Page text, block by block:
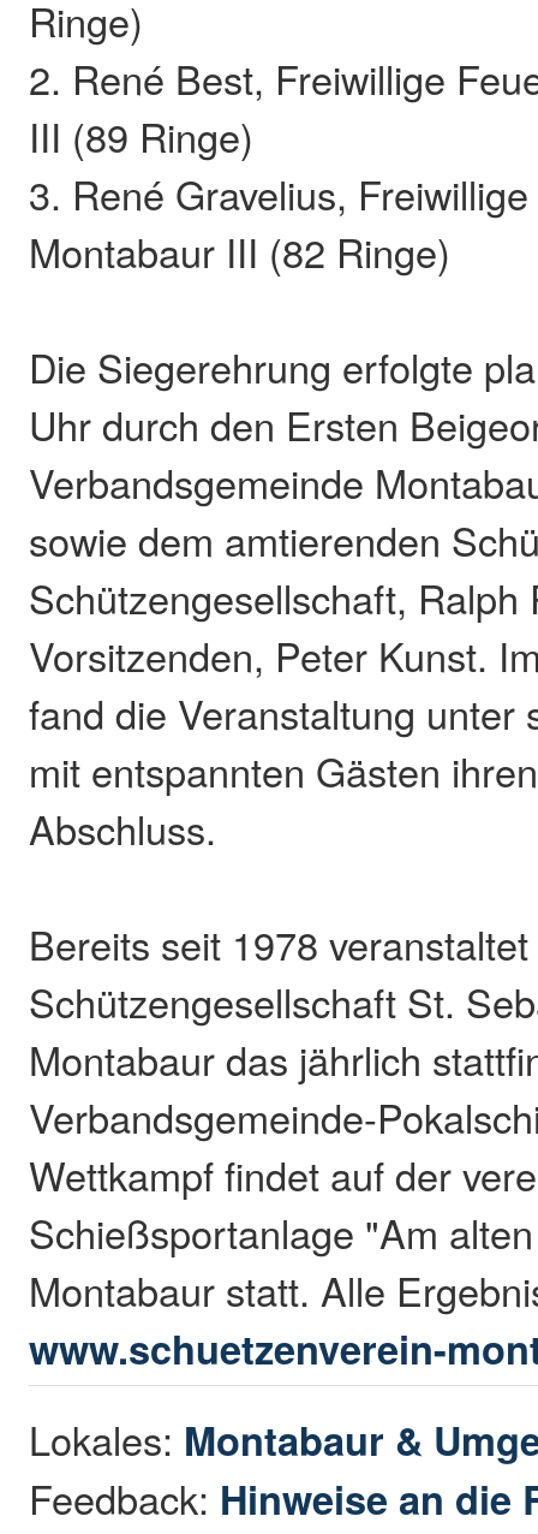
Ringe)
2. René Best, Freiwillige
III (89 Ringe)
3. René Gravelius,
Montabaur III (82 Ringe)
Die Siegerehrung erfolgte
Uhr durch den Ersten
Verbandsgemeinde
sowie dem amtierenden
Schützengesellschaft, Ralph
Vorsitzenden, Peter Kunst.
fand die Veranstaltung unter
mit entspannten Gästen
Abschluss.
Bereits seit 1978
Schützengesellschaft St.
Montabaur das jährlich
Verbandsgemeinde-
Wettkampf findet auf der
Schießsportanlage "Am
Montabaur statt. Alle
www.schuetzenverein-
Lokales: Montabaur &
Feedback: Hinweise an die